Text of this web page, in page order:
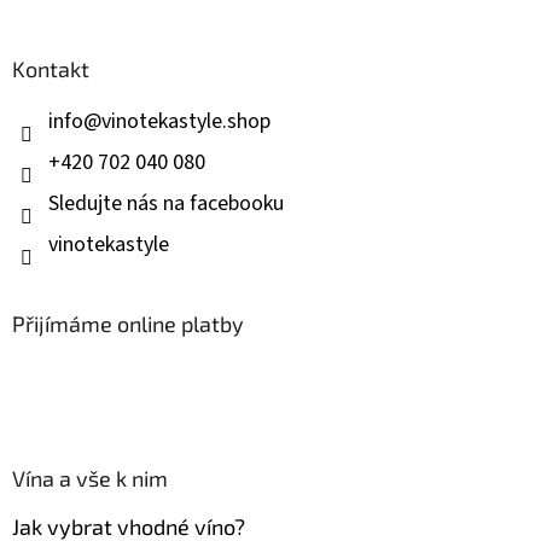
Kontakt
info@vinotekastyle.shop
+420 702 040 080
Sledujte nás na facebooku
vinotekastyle
Přijímáme online platby
Vína a vše k nim
Jak vybrat vhodné víno?